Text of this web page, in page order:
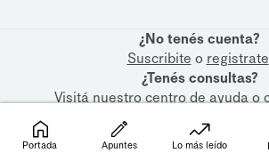
¿No tenés cuenta?
Suscribite o registrate
¿Tenés consultas?
Visitá nuestrocentro de ayudao
Portada Apuntes Lo más leído